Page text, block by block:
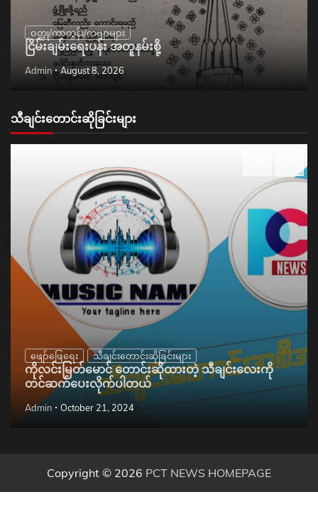
ဝတ္ထု/ကာတွန်း/ကဗျာများ
ငြိမ်းချမ်းရေးပန်း အတူနမ်းစို့
Admin August 8, 2026
သီချင်းတောင်းဆိုခြင်းများ
ဖျော်ဖြေရေး သီချင်းတောင်းဆိုခြင်းများ
ကိုလင်းမြတ်မောင် တောင်းဆိုထားတဲ့ သီချင်းလေးကို
တင်ဆက်ပေးလိုက်ပါတယ်
Admin October 21, 2024
Copyright © 2026 PCT NEWS HOMEPAGE